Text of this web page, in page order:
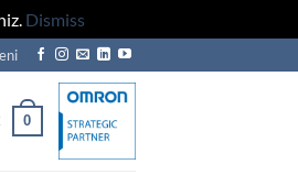
Dismiss
0